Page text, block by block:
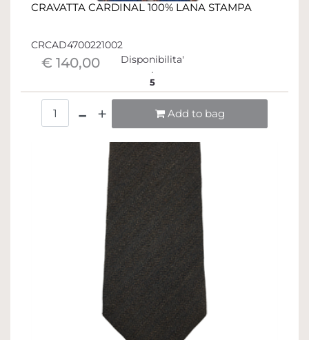
CRAVATTA CARDINAL 100% LANA STAMPA
CRCAD4700221002
€ 140,00 Disponibilita'
5
Add to bag